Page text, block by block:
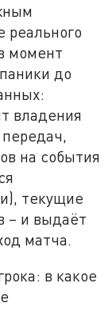
момент
до
владения
на события
текущие
– и выдаёт
матча.
в какое